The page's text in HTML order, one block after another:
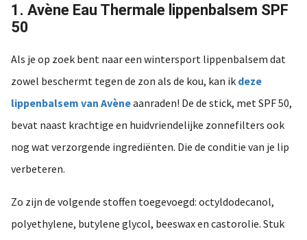
1. Avène Eau Thermale lippenbalsem SPF
50
Als je op zoek bent naar een wintersport lippenbalsem dat
zowel beschermt tegen de zon als de kou, kan ik deze
lippenbalsem van Avèneaanraden! De de stick, met SPF 50,
bevat naast krachtige en huidvriendelijke zonnefilters ook
nog wat verzorgende ingrediënten. Die de conditie van je lip
verbeteren.
Zo zijn de volgende stoffen toegevoegd: octyldodecanol,
polyethylene, butylene glycol, beeswax en castorolie. Stuk